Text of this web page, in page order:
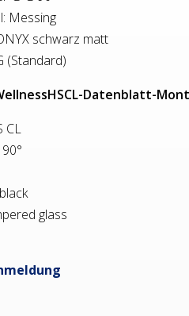
Messing
schwarz matt
(Standard)
Datenblatt-
CL
glass